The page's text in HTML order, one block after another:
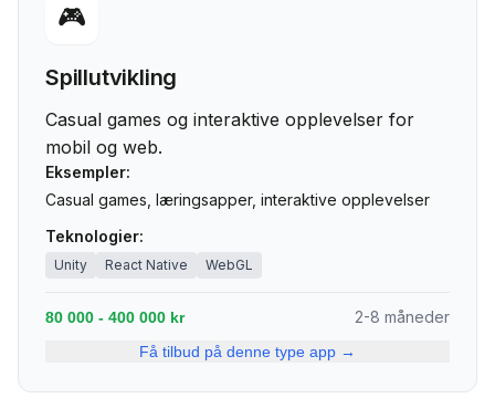
🎮
Spillutvikling
Casual games og interaktive opplevelser for
mobil og web.
Eksempler:
Casual games, læringsapper, interaktive opplevelser
Teknologier:
Unity React Native WebGL
80 000 - 400 000 kr 2-8 måneder
Få tilbud på denne type app →